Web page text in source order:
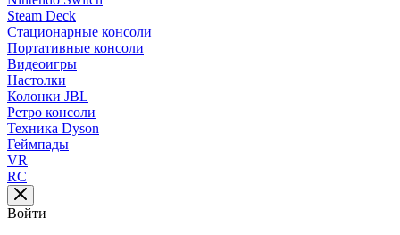
Steam Deck
Стационарные консоли
Портативные консоли
Видеоигры
Настолки
Колонки JBL
Ретро консоли
Техника Dyson
Геймпады
VR
RC
Войти